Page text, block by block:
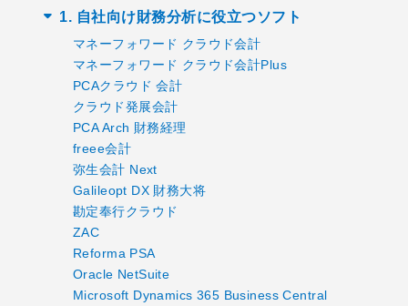
1. 自社向け財務分析に役立つソフト
マネーフォワード クラウド会計
マネーフォワード クラウド会計Plus
PCAクラウド 会計
クラウド発展会計
PCA Arch 財務経理
freee会計
弥生会計 Next
Galileopt DX 財務大将
勘定奉行クラウド
ZAC
Reforma PSA
Oracle NetSuite
Microsoft Dynamics 365 Business Central